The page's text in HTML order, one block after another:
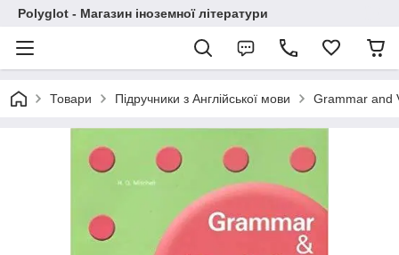
Polyglot - Магазин іноземної літератури
Товари Підручники з Англійської мови Grammar and